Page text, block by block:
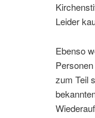
Leider
Ebenso
zum Teil